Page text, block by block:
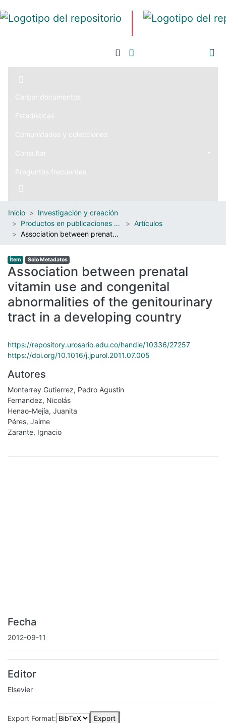
Cargar documentos
Estadísticas
Comunidades y colecciones
Consultar
Preguntas frecuentes
Inicio
Investigación y creación
Productos en publicaciones externas
Artículos
Association between prenatal vitamin use and congenital abnormalities of the genitourinary tract in a developing country
Ítem Solo Metadatos
Association between prenatal
vitamin use and congenital
abnormalities of the genitourinary
tract in a developing country
https://repository.urosario.edu.co/handle/10336/27257
https://doi.org/10.1016/j.jpurol.2011.07.005
Autores
Monterrey Gutierrez, Pedro Agustin
Fernandez, Nicolás
Henao-Mejía, Juanita
Péres, Jaime
Zarante, Ignacio
Fecha
2012-09-11
Editor
Elsevier
Export Format: Export